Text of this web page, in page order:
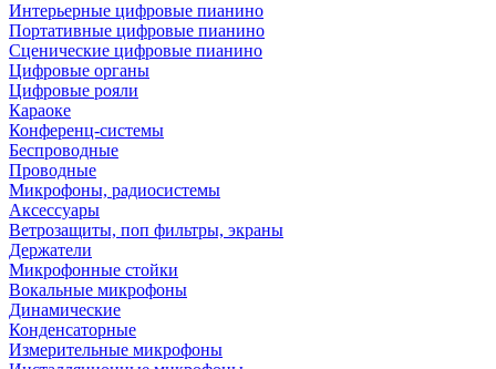
Интерьерные цифровые пианино
Портативные цифровые пианино
Сценические цифровые пианино
Цифровые органы
Цифровые рояли
Караоке
Конференц-системы
Беспроводные
Проводные
Микрофоны, радиосистемы
Аксессуары
Ветрозащиты, поп фильтры, экраны
Держатели
Микрофонные стойки
Вокальные микрофоны
Динамические
Конденсаторные
Измерительные микрофоны